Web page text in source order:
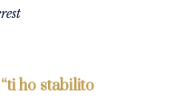
ho stabilito